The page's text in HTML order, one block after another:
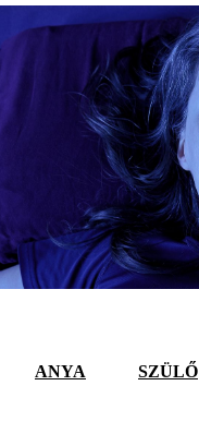
ANYA SZÜLŐ